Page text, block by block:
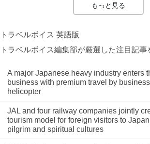
もっと見る
トラベルボイス 英語版
トラベルボイス編集部が厳選した注目記事
A major Japanese heavy industry enters
business with premium travel by
helicopter
JAL and four railway companies jointly
tourism model for foreign visitors to
pilgrim and spiritual cultures